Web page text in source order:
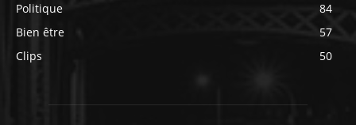
Politique
84
Bien être
57
Clips
50